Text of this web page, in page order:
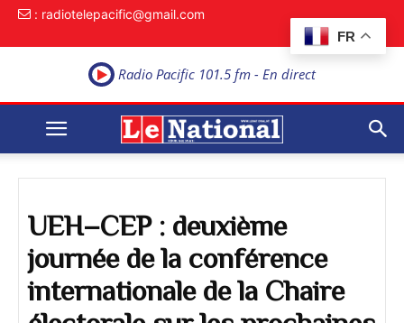
FR
: radiotelepacific@gmail.com
Radio Pacific 101.5 fm - En direct
UEH–CEP : deuxième
journée de la conférence
internationale de la Chaire